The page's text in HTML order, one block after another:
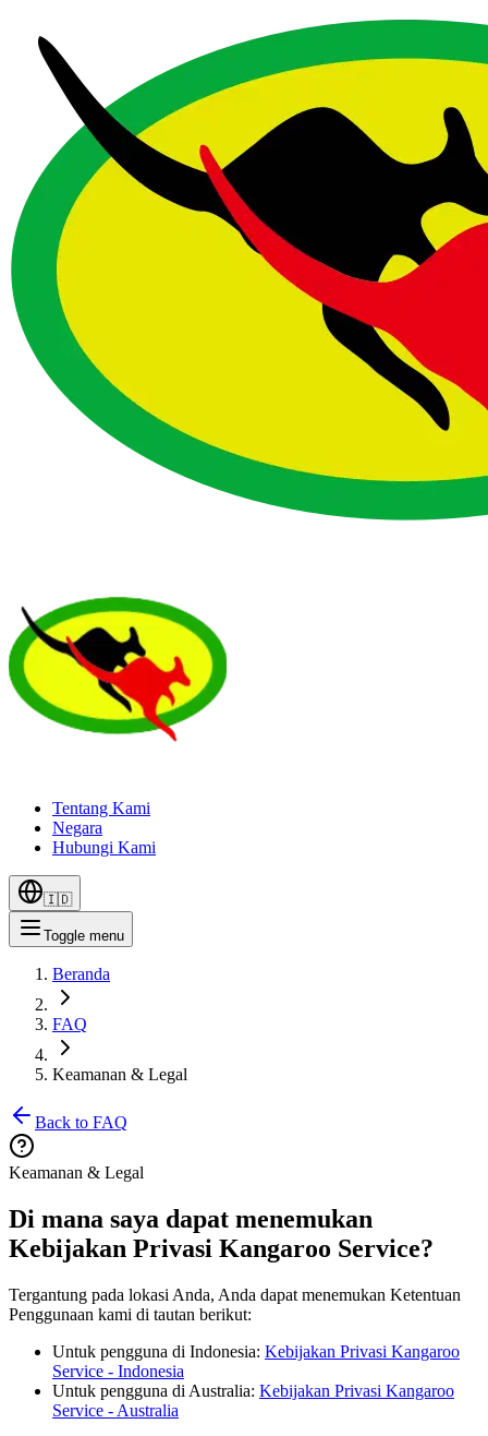
Tentang Kami
Negara
Hubungi Kami
🇮🇩
Toggle menu
Beranda
FAQ
Keamanan & Legal
Back to FAQ
Keamanan & Legal
Di mana saya dapat menemukan
Kebijakan Privasi Kangaroo Service?
Tergantung pada lokasi Anda, Anda dapat menemukan Ketentuan
Penggunaan kami di tautan berikut:
Untuk pengguna di Indonesia: Kebijakan Privasi Kangaroo
Service - Indonesia
Untuk pengguna di Australia: Kebijakan Privasi Kangaroo
Service - Australia